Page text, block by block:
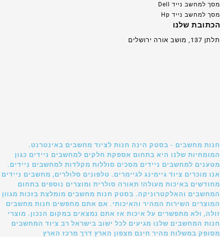
מסך למחשב נייד Dell
מסך למחשב נייד Hp
הכתובת שלנו
תלתן 137, מושב אורה ירושלים
חנות מחשבים - בסטק הינה חנות לציוד מחשבים באינטרנט.
המומחיות שלנו היא בתחום אספקת חלקים למחשבים ניידים כגון
מטענים למחשבים ניידים מסכים סוללות מקלדות למחשבים ניידים.
אנו מוכרים ציוד גיימינג לגיימרים. טלפונים סלולרים, מחשבים ניידים
מחודשים באיכות מעולה! תאורה סולרית ומוצרים נוספים בתחום
המחשבים והאלקטרוניקה. בסטק חנות מחשבים מומלצת בזכות מגוון
המוצרים השירות המהיר והאיכותי. אם אתם מחפשים חנות מחשבים
זולה, ולא מתפשרים על איכות אז אתם נמצאים במקום הנכון. מוצרי
חנות המחשבים שלנו מגיעים לכל ישוב בישראל רב ציוד המחשבים
מסופק במשלוח מהיר חינם מצפון הארץ דרך מרכז הארץ